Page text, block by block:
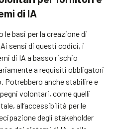
di IA
le basi per la creazione di
Ai sensi di questi codici, i
di IA a basso rischio
a requisiti obbligatori
Potrebbero anche stabilire e
volontari, come quelli
all’accessibilità per le
degli stakeholder